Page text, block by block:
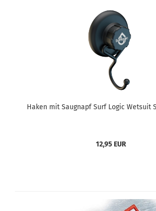
Haken mit Saugnapf Surf Logic Wetsuit
12,95 EUR